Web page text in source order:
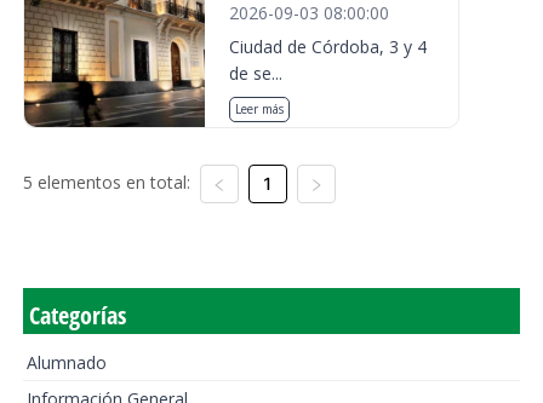
2026-09-03 08:00:00
Ciudad de Córdoba, 3 y 4
de se...
Leer más
5 elementos en total: 1
Categorías
Alumnado
Información General